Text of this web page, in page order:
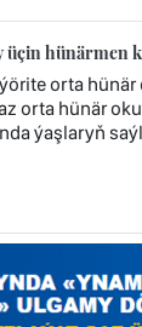
üçin hünärmen
orta
orta hünär
ýaşlaryň